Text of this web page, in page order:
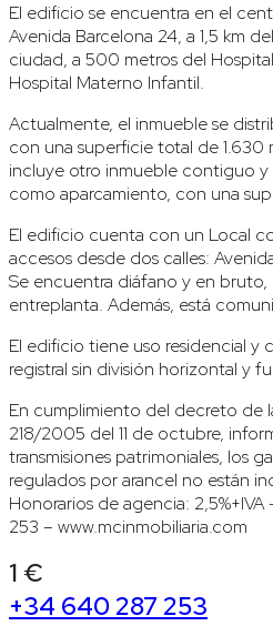
El edificio se encuentra en el
Avenida Barcelona 24, a 1,5 km
ciudad, a 500 metros del
Hospital Materno Infantil.
Actualmente, el inmueble se
con una superficie total de 1.630
incluye otro inmueble contiguo
como aparcamiento, con una
El edificio cuenta con un Local
accesos desde dos calles:
Se encuentra diáfano y en
entreplanta. Además, está
El edificio tiene uso residencial y
registral sin división horizontal y
En cumplimiento del decreto de
218/2005 del 11 de octubre,
transmisiones patrimoniales, los
regulados por arancel no están
Honorarios de agencia:
253 – www.mcinmobiliaria.com
1 €
+34 640 287 253